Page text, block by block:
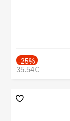
-25%
35.54€